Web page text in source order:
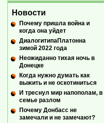
Новости
Почему пришла война и
когда она уйдет
ДиалогитипаПлатонна
зимой 2022 года
Неожиданно тихая ночь в
Донецке
Когда нужно думать как
выжить и не оскотиниться
И треснул мир напополам, в
семье разлом
Почему Донбасс не
замечали и не замечают?